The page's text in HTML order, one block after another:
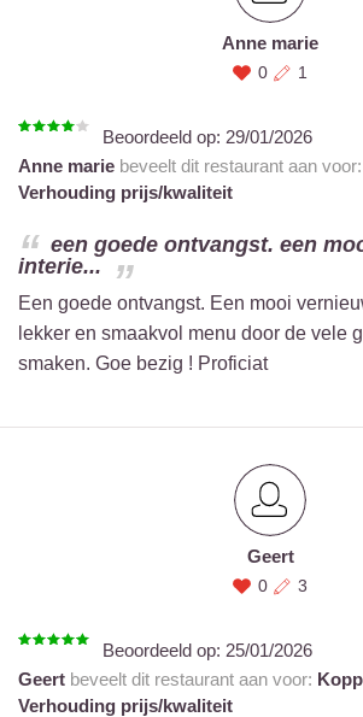
Anne marie
0 1
Beoordeeld op: 29/01/2026
Anne marie beveelt dit restaurant aan voor:
Verhouding prijs/kwaliteit
een goede ontvangst. een
interie...
Een goede ontvangst. Een mooi
lekker en smaakvol menu door de vele
smaken. Goe bezig ! Proficiat
Geert
0 3
Beoordeeld op: 25/01/2026
Geert beveelt dit restaurant aan voor:
Verhouding prijs/kwaliteit